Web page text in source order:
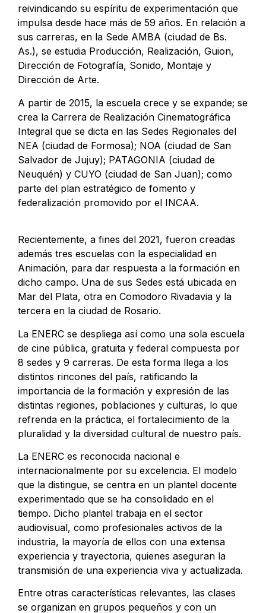
reivindicando su espíritu de experimentación que
impulsa desde hace más de 59 años. En relación a
sus carreras, en la Sede AMBA (ciudad de Bs.
As.), se estudia Producción, Realización, Guion,
Dirección de Fotografía, Sonido, Montaje y
Dirección de Arte.
A partir de 2015, la escuela crece y se expande; se
crea la Carrera de Realización Cinematográfica
Integral que se dicta en las Sedes Regionales del
NEA (ciudad de Formosa); NOA (ciudad de San
Salvador de Jujuy); PATAGONIA (ciudad de
Neuquén) y CUYO (ciudad de San Juan); como
parte del plan estratégico de fomento y
federalización promovido por el INCAA.
Recientemente, a fines del 2021, fueron creadas
además tres escuelas con la especialidad en
Animación, para dar respuesta a la formación en
dicho campo. Una de sus Sedes está ubicada en
Mar del Plata, otra en Comodoro Rivadavia y la
tercera en la ciudad de Rosario.
La ENERC se despliega así como una sola escuela
de cine pública, gratuita y federal compuesta por
8 sedes y 9 carreras. De esta forma llega a los
distintos rincones del país, ratificando la
importancia de la formación y expresión de las
distintas regiones, poblaciones y culturas, lo que
refrenda en la práctica, el fortalecimiento de la
pluralidad y la diversidad cultural de nuestro país.
La ENERC es reconocida nacional e
internacionalmente por su excelencia. ​​El modelo
que la distingue, se centra en un plantel docente
experimentado que se ha consolidado en el
tiempo. Dicho plantel trabaja en el sector
audiovisual, como profesionales activos de la
industria, la mayoría de ellos con una extensa
experiencia y trayectoria, quienes aseguran la
transmisión de una experiencia viva y actualizada.
Entre otras características relevantes, las clases
se organizan en grupos pequeños y con un